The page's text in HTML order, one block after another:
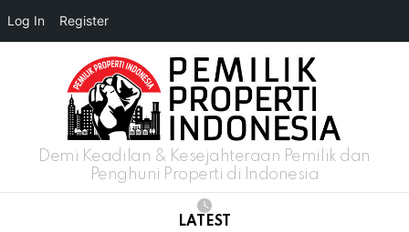
Demi Keadilan & Kesejahteraan Pemilik dan
Penghuni Properti di Indonesia
LATEST
Log In Register